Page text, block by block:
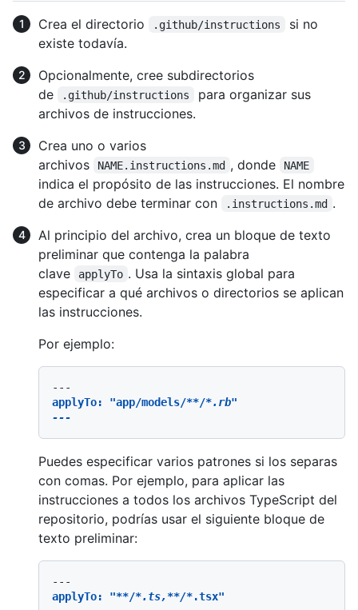
Crea el directorio .github/instructions
si no
existe todavía.
Opcionalmente, cree subdirectorios
de
.github/instructions
para organizar sus
archivos de instrucciones.
Crea uno o varios
archivos
NAME.instructions.md , donde NAME
indica el propósito de las instrucciones. El nombre
de archivo debe terminar con
.instructions.md .
Al principio del archivo, crea un bloque de texto
preliminar que contenga la palabra
clave
applyTo . Usa la sintaxis global para
especificar a qué archivos o directorios se aplican
las instrucciones.
Por ejemplo:
applyTo: "app/models/**/*.rb"
Puedes especificar varios patrones si los separas
con comas. Por ejemplo, para aplicar las
instrucciones a todos los archivos TypeScript del
repositorio, podrías usar el siguiente bloque de
texto preliminar:
applyTo: "**/*.ts,**/*.tsx"